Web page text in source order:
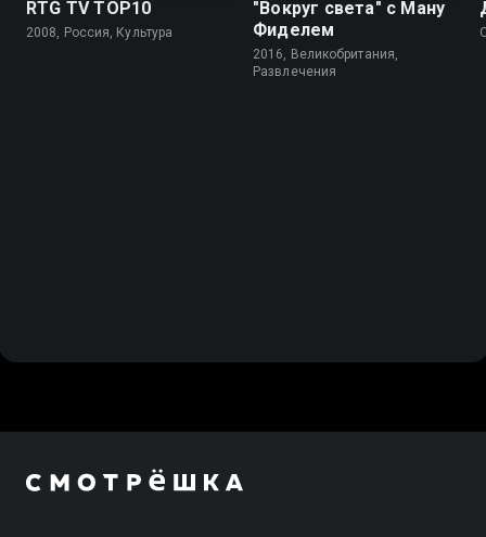
RTG TV TOP10
2008, Россия, Культура
"Вокруг света" с Ману
Фиделем
2016, Великобритания,
Развлечения